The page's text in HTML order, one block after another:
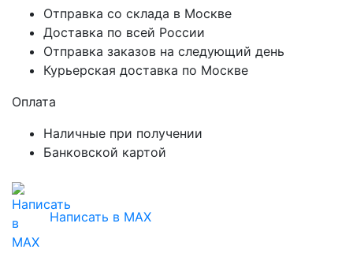
Отправка со склада в Москве
Доставка по всей России
Отправка заказов на следующий день
Курьерская доставка по Москве
Оплата
Наличные при получении
Банковской картой
Написать в MAX